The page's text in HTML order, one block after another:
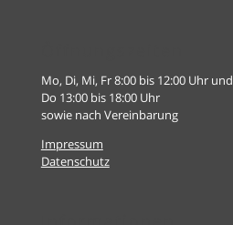
Mo, Di, Mi, Fr 8:00 bis 12:00 Uhr und
Do 13:00 bis 18:00 Uhr
sowie nach Vereinbarung
Impressum
Datenschutz